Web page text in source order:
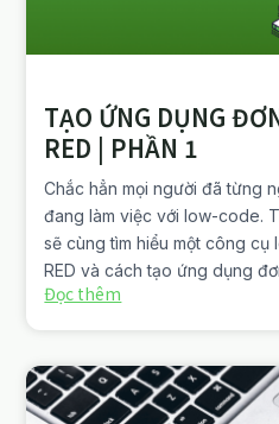
TẠO ỨNG DỤNG
RED | PHẦN 1
Chắc hẳn mọi người đã từng
đang làm việc với low-code.
sẽ cùng tìm hiểu một công
RED và cách tạo ứng dụng
Đọc thêm